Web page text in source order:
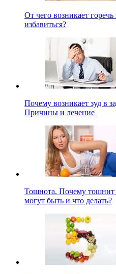
От чего возникает
избавиться?
Почему возникает зуд в
Причины и лечение
Тошнота. Почему тошнит
могут быть и что делать?